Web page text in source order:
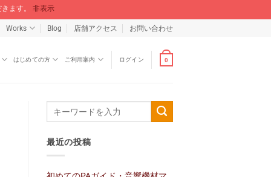
ます。 非表示
Works Blog 店舗アクセス お問い合わせ
はじめての方 ご利用案内 ログイン 0
最近の投稿